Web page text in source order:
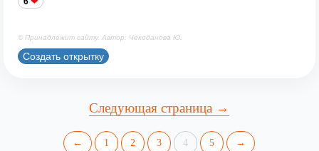
© Принадлежит сайту. Автор: Чекоданова Ю.
Создать открытку
Следующая страница →
← 1 2 3 4 5 →